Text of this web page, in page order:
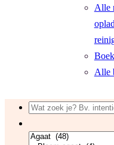
Alle
Alle